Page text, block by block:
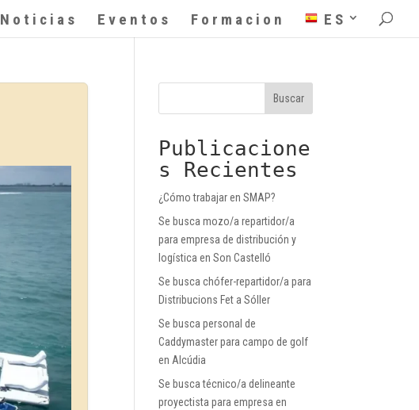
Noticias Eventos Formacion ES
Buscar
Publicacione
s Recientes
¿Cómo trabajar en SMAP?
Se busca mozo/a repartidor/a
para empresa de distribución y
logística en Son Castelló
Se busca chófer-repartidor/a para
Distribucions Fet a Sóller
Se busca personal de
Caddymaster para campo de golf
en Alcúdia
Se busca técnico/a delineante
proyectista para empresa en